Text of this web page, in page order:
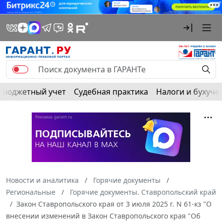
Бюджетный учет Судебная практика Налоги и
Новости и аналитика
Горячие документы
Региональные
Горячие документы. Ставропольский край
Закон Ставропольского края от 3 июля 2025 г. N 61-кз "О
внесении изменений в Закон Ставропольского края "Об